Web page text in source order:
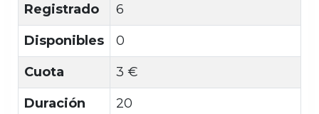
Registrado
6
Disponibles
0
Cuota
3 €
Duración
20